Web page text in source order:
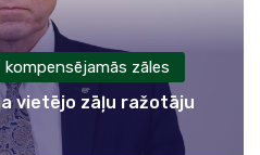
kompensējamās zāles
vietējo zāļu ražotāju